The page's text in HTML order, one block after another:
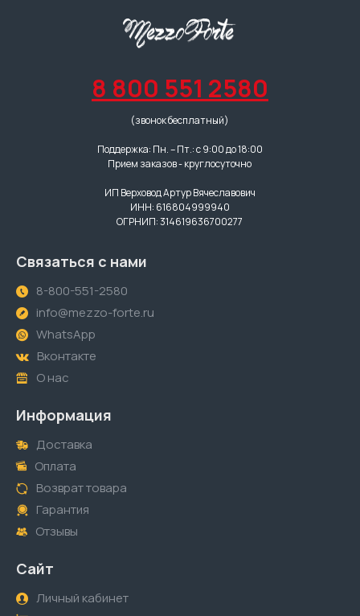
8 800 551 2580
(звонок бесплатный)
Поддержка: Пн. – Пт.: с 9:00 до 18:00
Прием заказов - круглосуточно
ИП Верховод Артур Вячеславович
ИНН: 616804999940
ОГРНИП: 314619636700277
Связаться с нами
8-800-551-2580
info@mezzo-forte.ru
WhatsApp
Вконтакте
О нас
Информация
Доставка
Оплата
Возврат товара
Гарантия
Отзывы
Сайт
Личный кабинет